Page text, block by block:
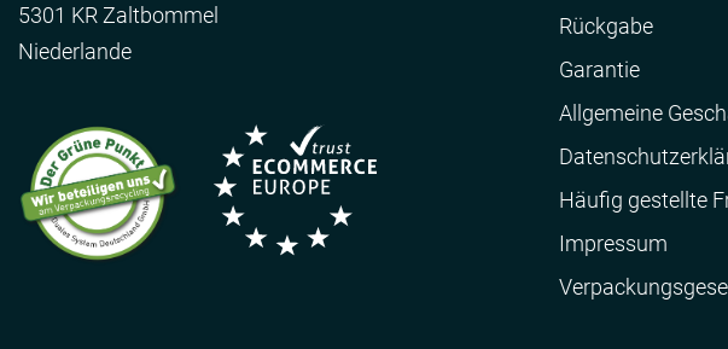
5301 KR Zaltbommel
Niederlande
Rückgabe
Garantie
Allgemeine
Häufig gestellte
Impressum